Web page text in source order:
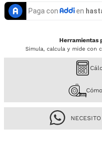
Herramientas
Simula, calcula y mide con